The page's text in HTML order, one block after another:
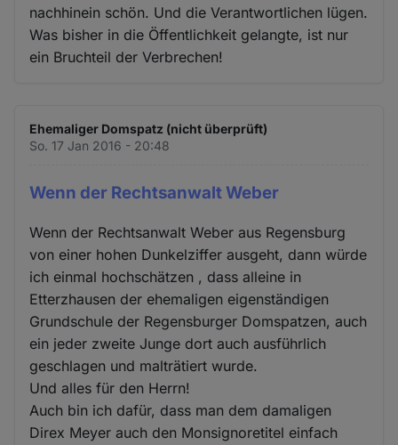
nachhinein schön. Und die Verantwortlichen lügen.
Was bisher in die Öffentlichkeit gelangte, ist nur
ein Bruchteil der Verbrechen!
Ehemaliger Domspatz (nicht überprüft)
So. 17 Jan 2016 - 20:48
Wenn der Rechtsanwalt Weber
Wenn der Rechtsanwalt Weber aus Regensburg
von einer hohen Dunkelziffer ausgeht, dann würde
ich einmal hochschätzen , dass alleine in
Etterzhausen der ehemaligen eigenständigen
Grundschule der Regensburger Domspatzen, auch
ein jeder zweite Junge dort auch ausführlich
geschlagen und malträtiert wurde.
Und alles für den Herrn!
Auch bin ich dafür, dass man dem damaligen
Direx Meyer auch den Monsignoretitel einfach